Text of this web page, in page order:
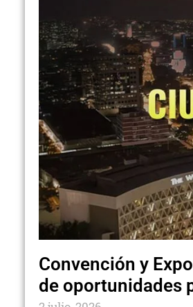
Convención y
de oportunidades